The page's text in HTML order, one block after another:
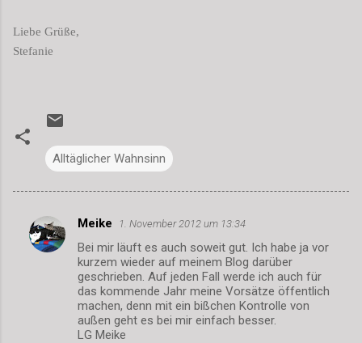
Liebe Grüße,
Stefanie
Alltäglicher Wahnsinn
K
o
Meike 1. November 2012 um 13:34
Bei mir läuft es auch soweit gut. Ich habe ja vor
kurzem wieder auf meinem Blog darüber
geschrieben. Auf jeden Fall werde ich auch für
das kommende Jahr meine Vorsätze öffentlich
machen, denn mit ein bißchen Kontrolle von
außen geht es bei mir einfach besser.
LG Meike